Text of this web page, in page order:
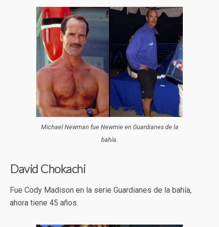
Michael Newman fue Newmie en Guardianes de la
bahía.
David Chokachi
Fue Cody Madison en la serie Guardianes de la bahía,
ahora tiene 45 años.